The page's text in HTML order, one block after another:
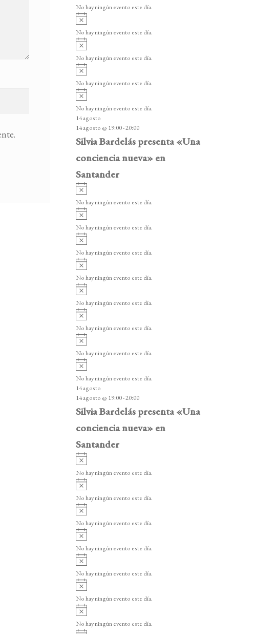
e
n
t
o
s
o
i
o
No hay ningún evento este día.
v
i
o
No hay ningún evento este día.
A
v
i
o
No hay ningún evento este día.
A
v
i
o
No hay ningún evento este día.
v
i
s
o
No hay ningún evento este día.
14 agosto
14 agosto @ 19:00-20:00
Silvia Bardelás presenta «Una
conciencia nueva» en
Santander
v
i
o
No hay ningún evento este día.
v
i
o
No hay ningún evento este día.
v
i
o
No hay ningún evento este día.
v
i
o
No hay ningún evento este día.
v
i
o
No hay ningún evento este día.
v
i
o
No hay ningún evento este día.
v
i
o
No hay ningún evento este día.
v
i
s
o
No hay ningún evento este día.
14 agosto
14 agosto @ 19:00-20:00
Silvia Bardelás presenta «Una
conciencia nueva» en
Santander
A
v
i
o
No hay ningún evento este día.
A
v
i
o
No hay ningún evento este día.
v
i
o
No hay ningún evento este día.
v
i
o
No hay ningún evento este día.
v
i
o
No hay ningún evento este día.
v
i
o
No hay ningún evento este día.
v
i
No hay ningún evento este día.